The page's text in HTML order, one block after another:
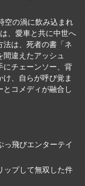
空の渦に飲み込まれ
、愛車と共に中世へ
法は、死者の書「ネ
間違えたアッシュ
にチェーンソー、背
、自らが呼び覚ま
とコメディが融合し
っ飛びエンターテイ
ップして無双した件